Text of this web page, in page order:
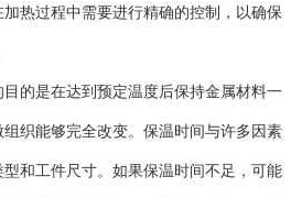
热过程中需要进行精确的控制，以确保
的是在达到预定温度后保持金属材料一
织能够完全改变。保温时间与许多因素
和工件尺寸。如果保温时间不足，可能